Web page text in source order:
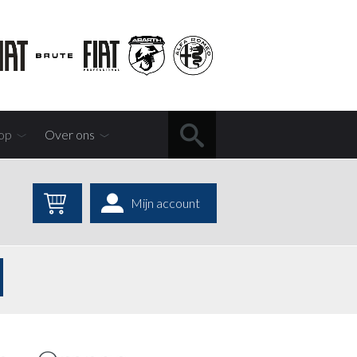
Over ons
Mijn account